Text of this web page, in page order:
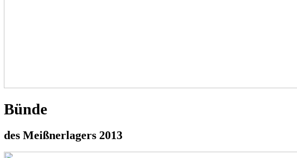
Bünde
des Meißnerlagers 2013